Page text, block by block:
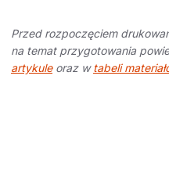
Przed rozpoczęciem
na temat przygotowania
artykuleoraz wtabeli